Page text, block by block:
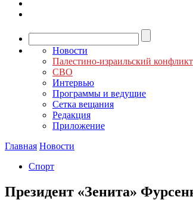
Новости
Палестино-израильский конфликт
СВО
Интервью
Программы и ведущие
Сетка вещания
Редакция
Приложение
Главная Новости
Спорт
Президент «Зенита»